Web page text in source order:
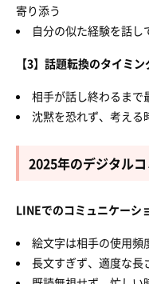
寄り添う
自分の似た経験を話し
【3】話題転換のタイミ
相手が話し終わるまで
沈黙を恐れず、考える
2025年のデジタル
LINEでのコミュニケーシ
絵文字は相手の使用頻
長文すぎず、適度な長